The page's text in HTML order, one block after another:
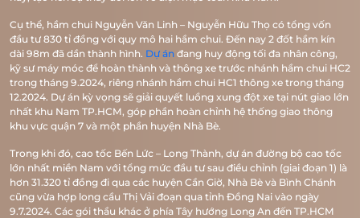
VỊ TRÍ
TIỆN ÍCH
MẶT BẰNG
VR 360
THƯ VIỆN
TIN TỨC
Cụ thể, hầm chui Nguyễn Văn Linh – Nguyễn Hữu Thọ có tổng vốn
đầu tư 830 tỉ đồng với quy mô hai hầm chui. Đến nay 2 đốt hầm kín
dài 98m đã dần thành hình. Dự án đang huy động tối đa nhân công,
kỹ sư máy móc để hoàn thành và thông xe trước nhánh hầm chui HC2
trong tháng 9.2024, riêng nhánh hầm chui HC1 thông xe trong tháng
12.2024. Dự án kỳ vọng sẽ giải quyết luồng xung đột xe tại nút giao lớn
nhất khu Nam TP.HCM, góp phần hoàn chỉnh hệ thống giao thông
khu vực quận 7 và một phần huyện Nhà Bè.
Trong khi đó, cao tốc Bến Lức – Long Thành, dự án đường bộ cao tốc
lớn nhất miền Nam với tổng mức đầu tư sau điều chỉnh (giai đoạn 1) là
hơn 31.320 tỉ đồng đi qua các huyện Cần Giờ, Nhà Bè và Bình Chánh
cũng vừa hợp long cầu Thị Vải đoạn qua tỉnh Đồng Nai vào ngày
9.7.2024. Các gói thầu khác ở phía Tây hướng Long An đến TP.HCM